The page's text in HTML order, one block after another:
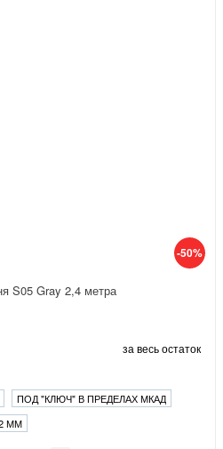
-50%
S05 Gray 2,4 метра
за весь остаток
ПОД "КЛЮЧ" В ПРЕДЕЛАХ МКАД
ММ